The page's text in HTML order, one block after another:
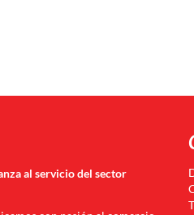
al servicio del sector